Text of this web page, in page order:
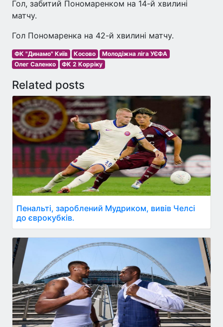
Гол, забитий Пономаренком на 14-й хвилині
матчу.
Гол Пономаренка на 42-й хвилині матчу.
ФК "Динамо" Київ Косово
Молодіжна ліга УЄФА
Олег Саленко
ФК 2 Корріку
Related posts
Пенальті, зароблений Мудриком, вивів Челсі
до єврокубків.